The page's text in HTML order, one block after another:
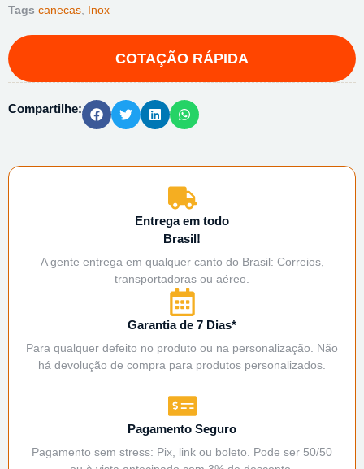
Tags canecas Inox
Compartilhe:
Entrega em todo
Brasil!
A gente entrega em qualquer canto do Brasil: Correios,
transportadoras ou aéreo.
Garantia de 7 Dias*
Para qualquer defeito no produto ou na personalização. Não
há devolução de compra para produtos personalizados.
Pagamento Seguro
Pagamento sem stress: Pix, link ou boleto. Pode ser 50/50